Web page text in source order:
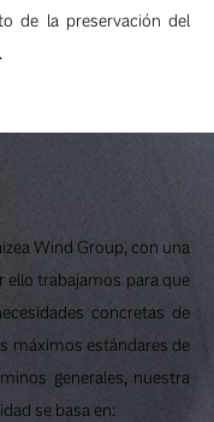
de la preservación del
Wind Group, con una
ello trabajamos para que
concretas de
máximos estándares de
generales, nuestra
se basa en: